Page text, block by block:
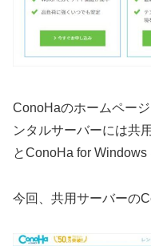
ConoHaのホームペー
ンタルサーバーには共
とConoHa for Windows
今回、共用サーバーの